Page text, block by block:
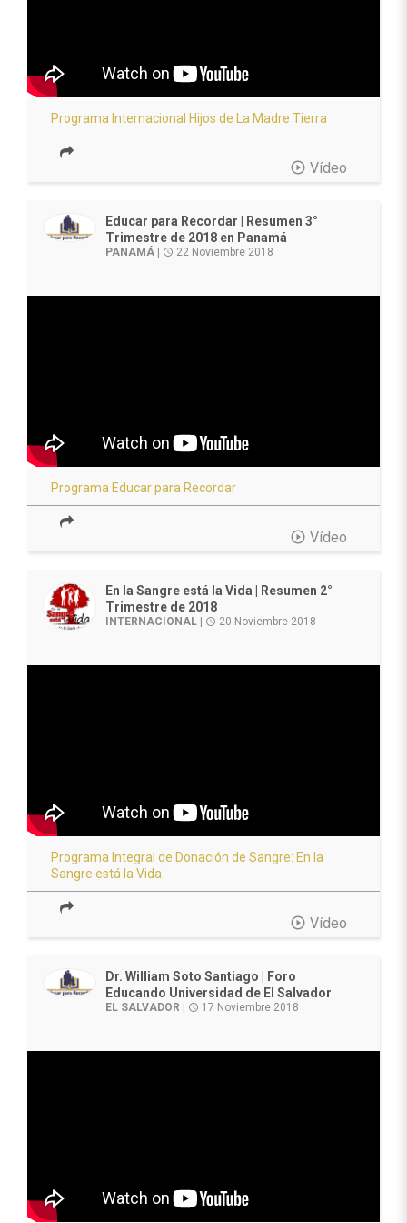
Programa Internacional Hijos de La Madre Tierra
play_circle_outline Vídeo
Educar para Recordar | Resumen 3°
Trimestre de 2018 en Panamá
PANAMÁ access_time 22 Noviembre 2018
Programa Educar para Recordar
play_circle_outline Vídeo
En la Sangre está la Vida | Resumen 2°
Trimestre de 2018
INTERNACIONAL access_time 20 Noviembre 2018
Programa Integral de Donación de Sangre: En la
Sangre está la Vida
play_circle_outline Vídeo
Dr. William Soto Santiago | Foro
Educando Universidad de El Salvador
EL SALVADOR access_time 17 Noviembre 2018